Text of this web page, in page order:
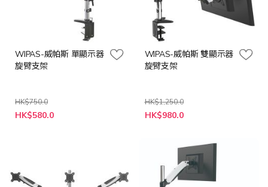
WIPAS-威帕斯 單顯示器
旋臂支架
HK$750.0
特
殊
HK$580.0
WIPAS-威帕斯 雙顯示器
旋臂支架
HK$1,250.0
特
殊
HK$980.0